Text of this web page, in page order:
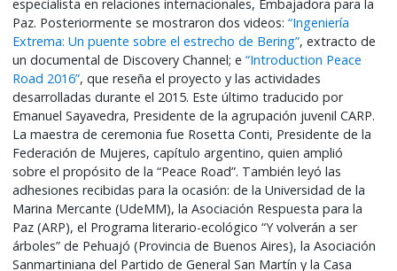
especialista en relaciones internacionales, Embajadora para la
Paz. Posteriormente se mostraron dos videos:“Ingeniería
Extrema: Un puente sobre el estrecho de Bering”, extracto de
un documental de Discovery Channel; e“Introduction Peace
Road 2016”, que reseña el proyecto y las actividades
desarrolladas durante el 2015. Este último traducido por
Emanuel Sayavedra, Presidente de la agrupación juvenil CARP.
La maestra de ceremonia fue Rosetta Conti, Presidente de la
Federación de Mujeres, capítulo argentino, quien amplió
sobre el propósito de la “Peace Road”. También leyó las
adhesiones recibidas para la ocasión: de la Universidad de la
Marina Mercante (UdeMM), la Asociación Respuesta para la
Paz (ARP), el Programa literario-ecológico“Y volverán a ser
árboles” de Pehuajó (Provincia de Buenos Aires), la Asociación
Sanmartiniana del Partido de General San Martín y la Casa